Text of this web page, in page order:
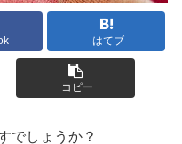
はてブ
コピー
でしょうか？